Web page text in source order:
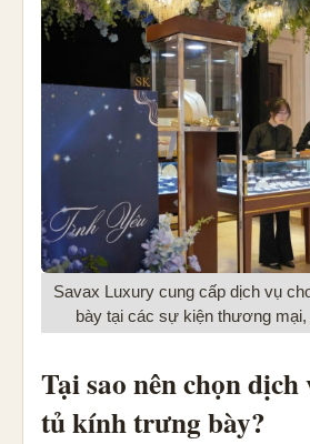
Savax Luxury cung cấp dịch vụ
bày tại các sự kiện thương mại,
Tại sao nên chọn
tủ kính trưng bày?